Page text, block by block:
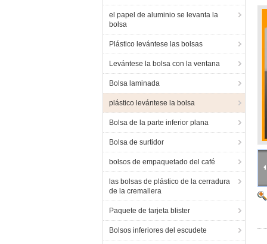
el papel de aluminio se levanta la
bolsa
Plástico levántese las bolsas
Levántese la bolsa con la ventana
Bolsa laminada
plástico levántese la bolsa
Bolsa de la parte inferior plana
Bolsa de surtidor
bolsos de empaquetado del café
las bolsas de plástico de la cerradura
de la cremallera
Paquete de tarjeta blister
Bolsos inferiores del escudete